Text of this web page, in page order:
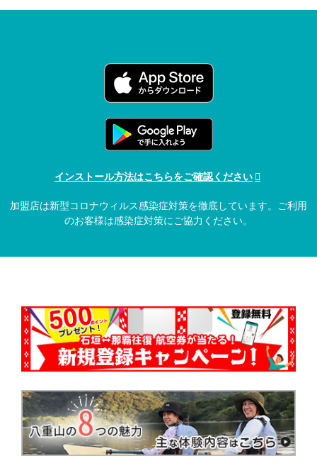
インストール方法はこちらをご確認ください
加盟店は新型コロナウィルス感染症対策を徹底しています。ご利用
のお客様は感染症対策にご協力ください。